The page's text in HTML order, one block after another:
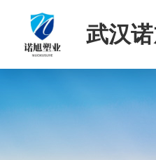
武汉